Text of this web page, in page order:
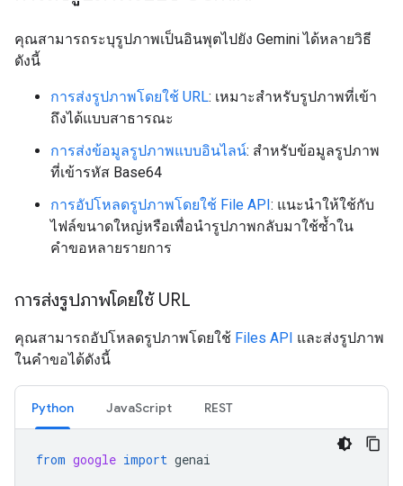
คุณสามารถระบุรูปภาพเป็นอินพุตไปยัง Gemini ได้หลายวิธี
ดังนี้
การส่งรูปภาพโดยใช้ URL: เหมาะสำหรับรูปภาพที่เข้า
ถึงได้แบบสาธารณะ
การส่งข้อมูลรูปภาพแบบอินไลน์: สำหรับข้อมูลรูปภาพ
ที่เข้ารหัส Base64
การอัปโหลดรูปภาพโดยใช้ File API: แนะนำให้ใช้กับ
ไฟล์ขนาดใหญ่หรือเพื่อนำรูปภาพกลับมาใช้ซ้ำใน
คำขอหลายรายการ
การส่งรูปภาพโดยใช้ URL
คุณสามารถอัปโหลดรูปภาพโดยใช้ Files API และส่งรูปภาพ
ในคำขอได้ดังนี้
Python JavaScript REST
from google import genai